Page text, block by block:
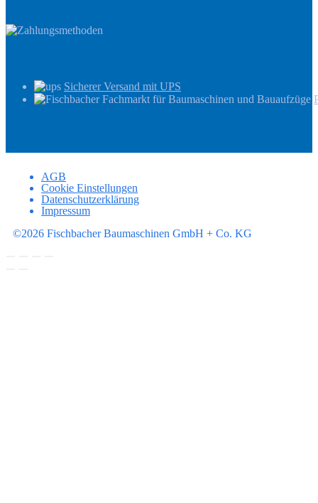
Sicherer Versand mit UPS
AGB
Cookie Einstellungen
Datenschutzerklärung
Impressum
©2026 Fischbacher Baumaschinen GmbH + Co. KG